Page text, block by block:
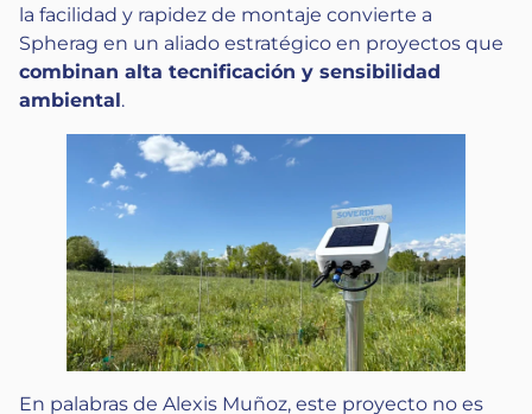
la facilidad y rapidez de montaje convierte a
Spherag en un aliado estratégico en proyectos que
combinan alta tecnificación y sensibilidad
ambiental.
En palabras de Alexis Muñoz, este proyecto no es